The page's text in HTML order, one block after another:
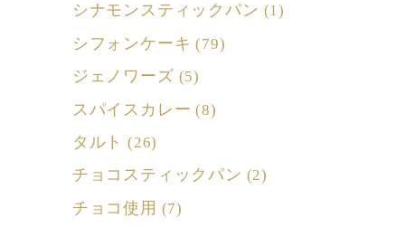
シナモンスティックパン (1)
シフォンケーキ (79)
ジェノワーズ (5)
スパイスカレー (8)
タルト (26)
チョコスティックパン (2)
チョコ使用 (7)